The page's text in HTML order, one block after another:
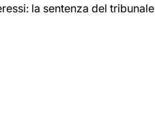
la sentenza del tribunale